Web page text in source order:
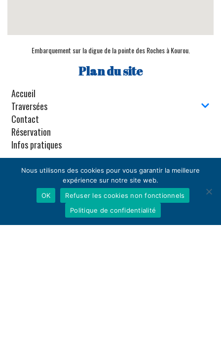
Embarquement sur la digue de la pointe des Roches à Kourou.
Plan du site
Accueil
Traversées
Contact
Réservation
Infos pratiques
Nous utilisons des cookies pour vous garantir la meilleure
expérience sur notre site web.
OK
Refuser les cookies non fonctionnels
Politique de confidentialité